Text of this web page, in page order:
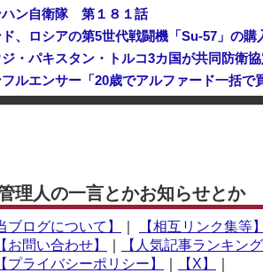
ハン自衛隊 第１８１話
、ロシアの第5世代戦闘機「Su-57」の購
・パキスタン・トルコ3カ国が共同防衛
ルエンサー「20歳でアルファード一括で
】 今年が酷暑過ぎて蚊が全く居ない件
ブロック等の広告非表示プラグインやアドオン
理人の一言とかお知らせとか
ブログについて】
【相互リンク集等】
【お問い合わせ】
【人気記事ランキング
【プライバシーポリシー】 【X】